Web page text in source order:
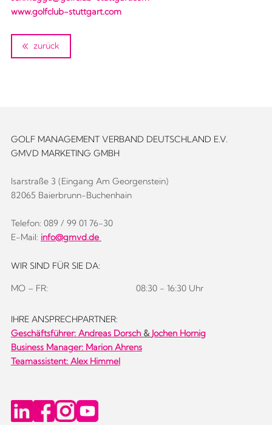
www.golfclub-stuttgart.com
zurück
GOLF MANAGEMENT VERBAND DEUTSCHLAND E.V.
GMVD MARKETING GMBH
Isarstraße 3 (Eingang Am Georgenstein)
82065 Baierbrunn-Buchenhain
Telefon: 089 / 99 01 76-30
E-Mail: info@gmvd.de
WIR SIND FÜR SIE DA:
MO – FR: 08:30 - 16:30 Uhr
IHRE ANSPRECHPARTNER:
Geschäftsführer: Andreas Dorsch& Jochen Hornig
Business Manager: Marion Ahrens
Teamassistent: Alex Himmel